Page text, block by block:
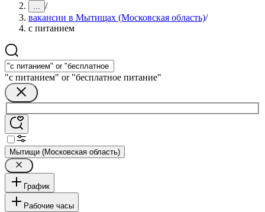
... /
вакансии в Мытищах (Московская область)/
с питанием
"с питанием" or "бесплатное питание"
Мытищи (Московская область)
График
Рабочие часы